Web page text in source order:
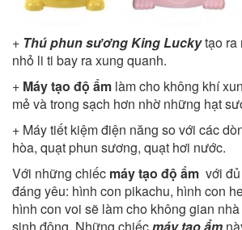
+ Thú phun sương King Luckytạo ra
nhỏ li ti bay ra xung quanh.
+ Máy tạo độ ẩm làm cho không khí
mẻ và trong sạch hơn nhờ những hạt
+ Máy tiết kiệm điện năng so với các
hòa, quạt phun sương, quạt hơi nước.
Với những chiếc máy tạo độ ẩm với
đáng yêu: hình con pikachu, hình con
hình con voi sẽ làm cho không gian
sinh động. Những chiếcmáy tạo ẩm